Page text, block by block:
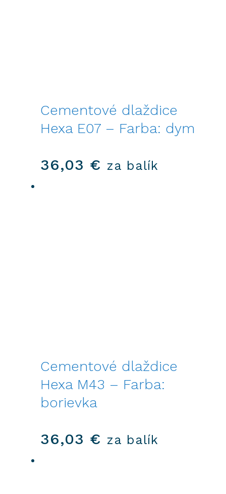
Cementové dlaždice
Hexa E07 – Farba: dym
36,03 € za balík
Cementové dlaždice
Hexa M43 – Farba:
borievka
36,03 € za balík